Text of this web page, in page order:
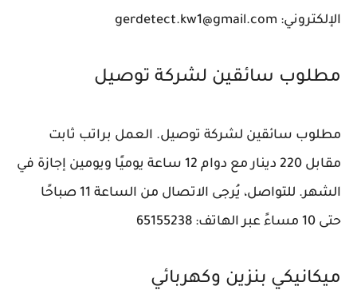
الإلكتروني: gerdetect.kw1@gmail.com
مطلوب سائقين لشركة توصيل
مطلوب سائقين لشركة توصيل. العمل براتب ثابت
مقابل 220 دينار مع دوام 12 ساعة يوميًا ويومين إجازة في
الشهر. للتواصل، يُرجى الاتصال من الساعة 11 صباحًا
حتى 10 مساءً عبر الهاتف: 65155238
ميكانيكي بنزين وكهربائي